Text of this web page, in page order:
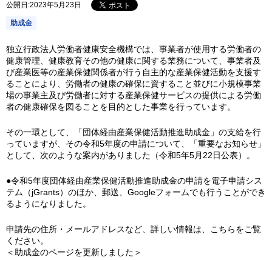
公開日:2023年5月23日
助成金
独立行政法人労働者健康安全機構では、事業者が使用する労働者の
健康管理、健康教育その他の健康に関する業務について、事業者及
び産業医等の産業保健関係者が行う自主的な産業保健活動を支援す
ることにより、労働者の健康の確保に資すること並びに小規模事業
場の事業主及び労働者に対する産業保健サービスの提供による労働
者の健康確保を図ることを目的とした事業を行っています。
その一環として、「団体経由産業保健活動推進助成金」の支給を行
っていますが、その令和5年度の申請について、「重要なお知らせ」
として、次のような案内がありました（令和5年5月22日公表）。
●令和5年度団体経由産業保健活動推進助成金の申請を電子申請シス
テム（jGrants）のほか、郵送、Googleフォームでも行うことができ
るようになりました。
申請先の住所・メールアドレスなど、詳しい情報は、こちらをご覧
ください。
＜助成金のページを更新しました＞